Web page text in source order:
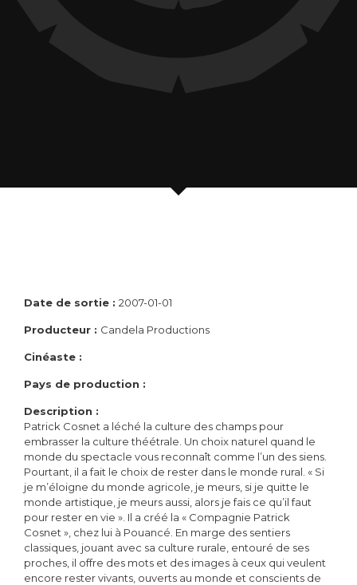
Date de sortie : 2007-01-01
Producteur : Candela Productions
Cinéaste :
Pays de production :
Description :
Patrick Cosnet a léché la culture des champs pour
embrasser la culture théétrale. Un choix naturel quand le
monde du spectacle vous reconnaît comme l’un des siens.
Pourtant, il a fait le choix de rester dans le monde rural. « Si
je m’éloigne du monde agricole, je meurs, si je quitte le
monde artistique, je meurs aussi, alors je fais ce qu’il faut
pour rester en vie ». Il a créé la « Compagnie Patrick
Cosnet », chez lui à Pouancé. En marge des sentiers
classiques, jouant avec sa culture rurale, entouré de ses
proches, il offre des mots et des images à ceux qui veulent
encore rester vivants, ouverts au monde et conscients de